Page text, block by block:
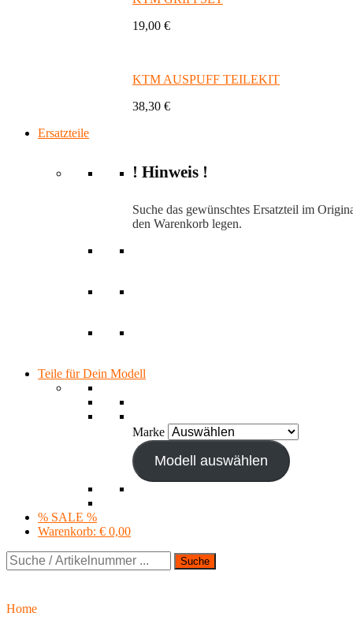
19,00 €
KTM AUSPUFF TEILEKIT
38,30 €
Ersatzteile
! Hinweis !
Suche das gewünschtes Ersatzteil im
den Warenkorb legen.
Teile für Dein Modell
Marke
Modell auswählen
% SALE %
Warenkorb: € 0,00
Suche
Home